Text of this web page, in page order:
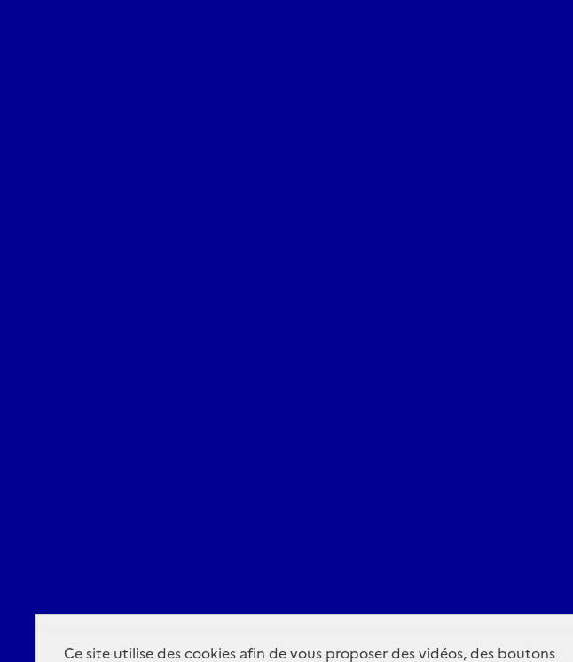
Ce site utilise des cookies afin de vous proposer des vidéos, des boutons